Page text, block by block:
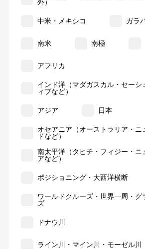
外）
中米・メキシコ ガラ
南米 南極
アフリカ
インド洋（マダガスカル・セーシ
ィブなど）
アジア 日本
オセアニア（オーストラリア・ニ
ドなど）
南太平洋（タヒチ・フィジー・ニ
アなど）
ポジショニング・大西洋横断
ワールドクルーズ・世界一周・グ
ズ
ドナウ川
ライン川・マイン川・モーゼル川